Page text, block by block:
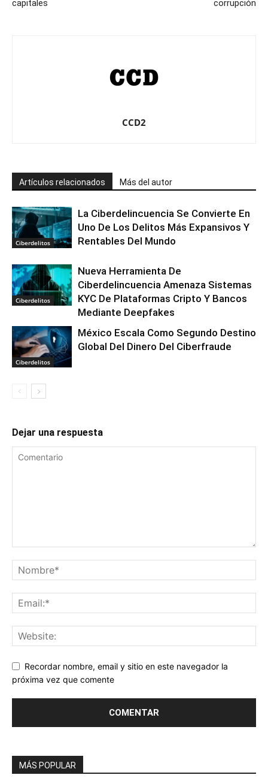
capitales corrupción
CCD2
Artículos relacionados Más del autor
Ciberdelitos
La Ciberdelincuencia Se Convierte En
Uno De Los Delitos Más Expansivos Y
Rentables Del Mundo
Ciberdelitos
Nueva Herramienta De
Ciberdelincuencia Amenaza Sistemas
KYC De Plataformas Cripto Y Bancos
Mediante Deepfakes
Ciberdelitos
México Escala Como Segundo Destino
Global Del Dinero Del Ciberfraude
Dejar una respuesta
Recordar nombre, email y sitio en este navegador la
próxima vez que comente
MÁS POPULAR